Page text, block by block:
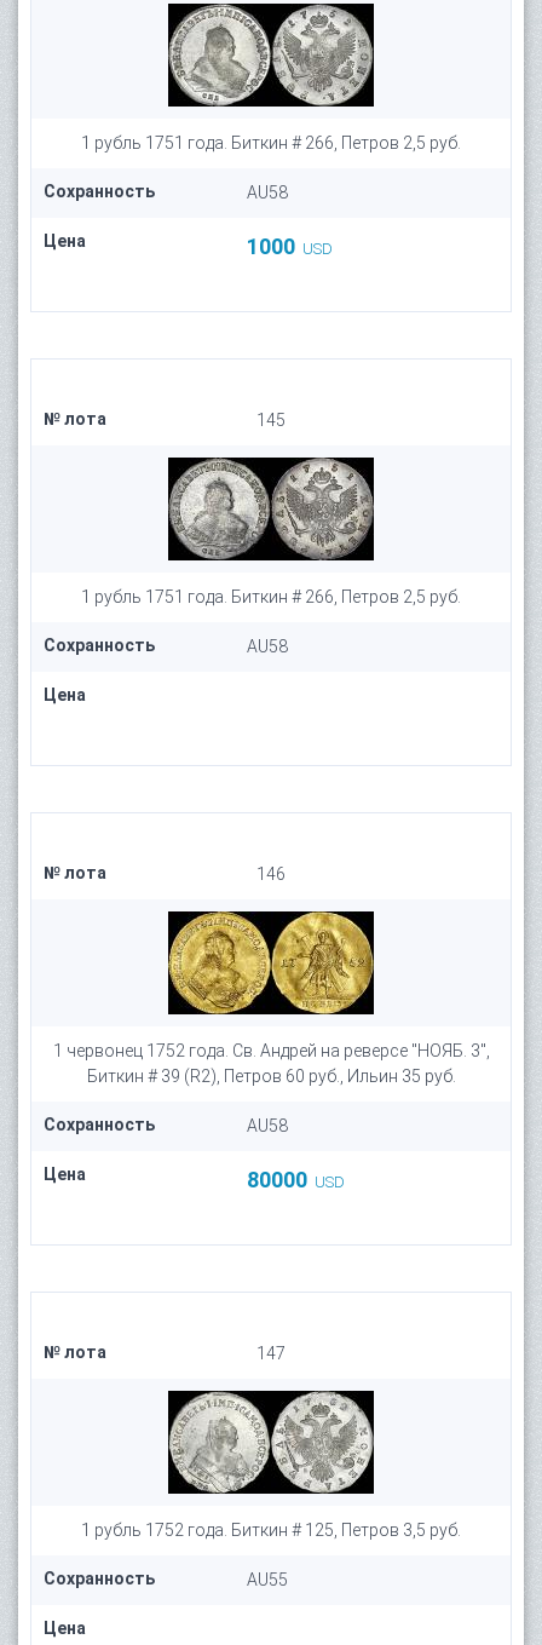
1 рубль 1751 года. Биткин # 266, Петров 2,5 руб.
Сохранность AU58
Цена 1000 USD
№ лота 145
1 рубль 1751 года. Биткин # 266, Петров 2,5 руб.
Сохранность AU58
Цена
№ лота 146
1 червонец 1752 года. Св. Андрей на реверсе "НОЯБ. 3",
Биткин # 39 (R2), Петров 60 руб., Ильин 35 руб.
Сохранность AU58
Цена 80000 USD
№ лота 147
1 рубль 1752 года. Биткин # 125, Петров 3,5 руб.
Сохранность AU55
Цена